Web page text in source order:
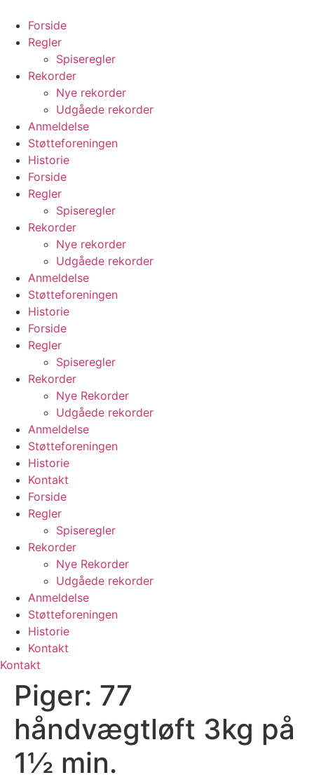
indhold
Forside
Regler
Spiseregler
Rekorder
Nye rekorder
Udgåede rekorder
Anmeldelse
Støtteforeningen
Historie
Forside
Regler
Spiseregler
Rekorder
Nye rekorder
Udgåede rekorder
Anmeldelse
Støtteforeningen
Historie
Forside
Regler
Spiseregler
Rekorder
Nye Rekorder
Udgåede rekorder
Anmeldelse
Støtteforeningen
Historie
Kontakt
Forside
Regler
Spiseregler
Rekorder
Nye Rekorder
Udgåede rekorder
Anmeldelse
Støtteforeningen
Historie
Kontakt
Kontakt
Piger: 77
håndvægtløft 3kg på
1½ min.